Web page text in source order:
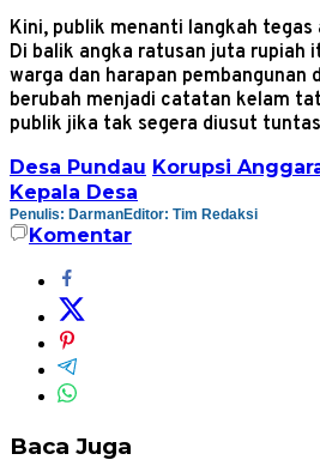
Kini, publik menanti langkah
Di balik angka ratusan juta rupiah
warga dan harapan pembangunan
berubah menjadi catatan kelam
publik jika tak segera diusut
Desa Pundau Korupsi
Kepala Desa
Penulis: DarmanEditor: Tim Redaksi
Komentar
Baca Juga